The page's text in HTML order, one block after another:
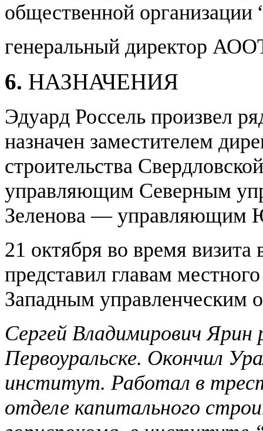
общественной
генеральный директор
6. НАЗНАЧЕНИЯ
Эдуард Россель произвел
назначен заместителем
строительства
управляющим Северным
Зеленова — управляющим
21 октября во время
представил главам
Западным управленческим
Сергей Владимирович Ярин
Первоуральске. Окончил
институт. Работал в
отделе капитального